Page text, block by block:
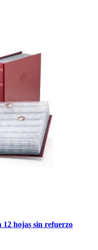
hojas sin refuerzo